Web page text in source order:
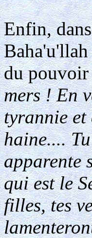
Enfin,
du
mers ! En
tyrannie et
haine....
apparente
qui est le
filles, tes